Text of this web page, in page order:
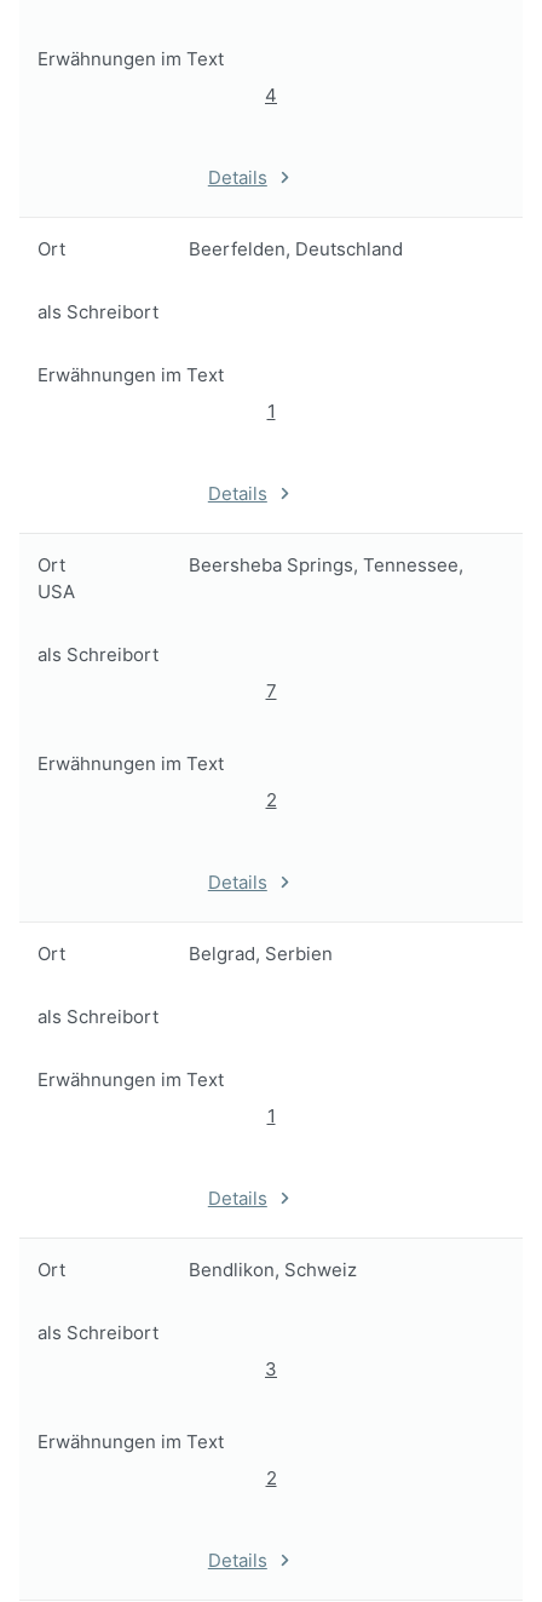
Erwähnungen im Text
4
Details
Ort Beerfelden, Deutschland
als Schreibort
Erwähnungen im Text
1
Details
Ort
Beersheba Springs, Tennessee,
USA
als Schreibort
7
Erwähnungen im Text
2
Details
Ort Belgrad, Serbien
als Schreibort
Erwähnungen im Text
1
Details
Ort Bendlikon, Schweiz
als Schreibort
3
Erwähnungen im Text
2
Details